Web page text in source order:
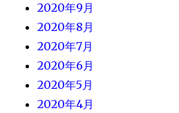
2020年9月
2020年8月
2020年7月
2020年6月
2020年5月
2020年4月